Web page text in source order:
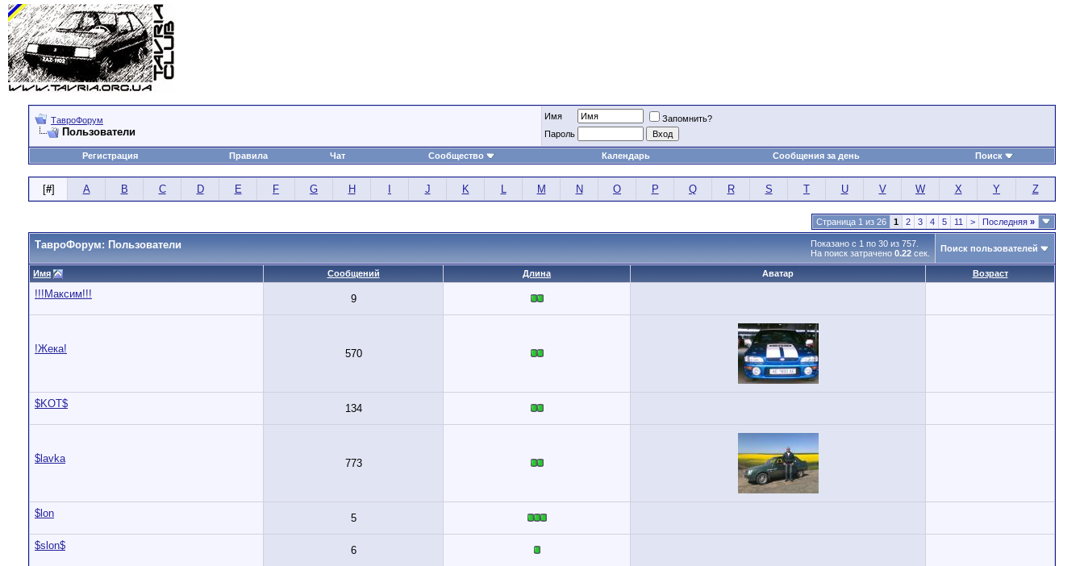
ТавроФорум
Пользователи
Имя
Запомнить?
Пароль
Регистрация Правила Чат Сообщество Календарь Сообщения за день Поиск
[#] A B C D E F G H J K L M N O P Q R S T U V W X Y Z
Страница 1 из 26 1 2 3 4 5 11 > Последняя »
Показано с 1 по 30 из 757.
На поиск затрачено 0.22 сек.
ТавроФорум: Пользователи Поиск пользователей
Имя Сообщений Длина Аватар Возраст
!!!Максим!!! 9
!Жека! 570
$KOT$ 134
$lavka 773
$lon 5
$slon$ 6